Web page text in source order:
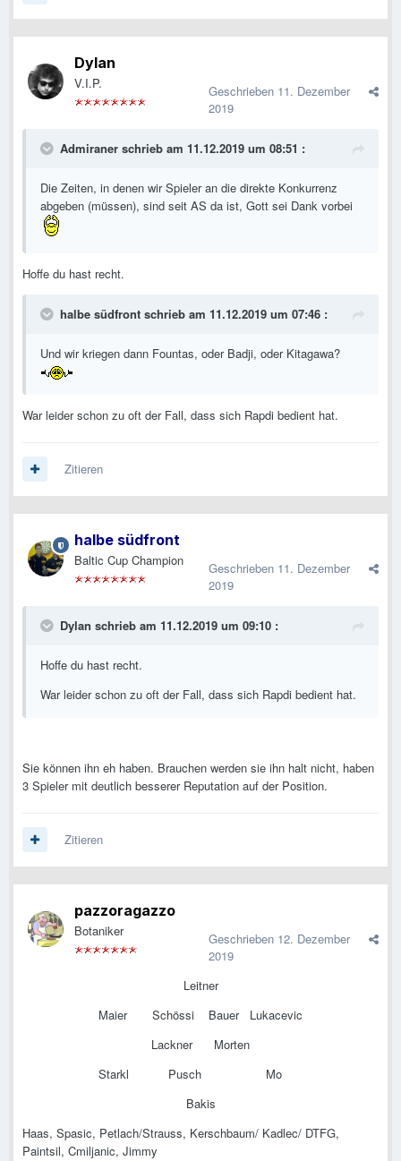
Dylan
V.I.P. Geschrieben 11. Dezember
2019
Admiraner schrieb am 11.12.2019 um 08:51 :
Die Zeiten, in denen wir Spieler an die direkte Konkurrenz
abgeben (müssen), sind seit AS da ist, Gott sei Dank vorbei
Hoffe du hast recht.
halbe südfront schrieb am 11.12.2019 um 07:46 :
Und wir kriegen dann Fountas, oder Badji, oder Kitagawa?
War leider schon zu oft der Fall, dass sich Rapdi bedient hat.
Zitieren
halbe südfront
Baltic Cup Champion Geschrieben 11. Dezember
2019
Dylan schrieb am 11.12.2019 um 09:10 :
Hoffe du hast recht.
War leider schon zu oft der Fall, dass sich Rapdi bedient hat.
Sie können ihn eh haben. Brauchen werden sie ihn halt nicht, haben
3 Spieler mit deutlich besserer Reputation auf der Position.
Zitieren
pazzoragazzo
Botaniker Geschrieben 12. Dezember
2019
Leitner
Maier Schössi Bauer Lukacevic
Lackner Morten
Starkl Pusch Mo
Bakis
Haas, Spasic, Petlach/Strauss, Kerschbaum/ Kadlec/ DTFG,
Paintsil, Cmiljanic, Jimmy